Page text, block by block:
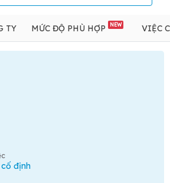
TY MỨC ĐỘ PHÙ HỢP NEW VIỆC
định